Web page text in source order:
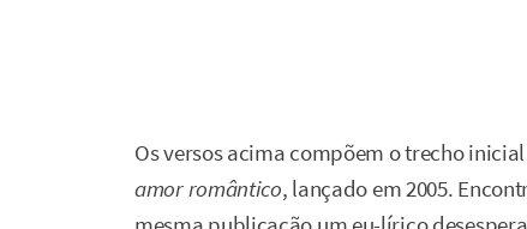
Os versos acima compõem o trecho
amor romântico, lançado em 2005.